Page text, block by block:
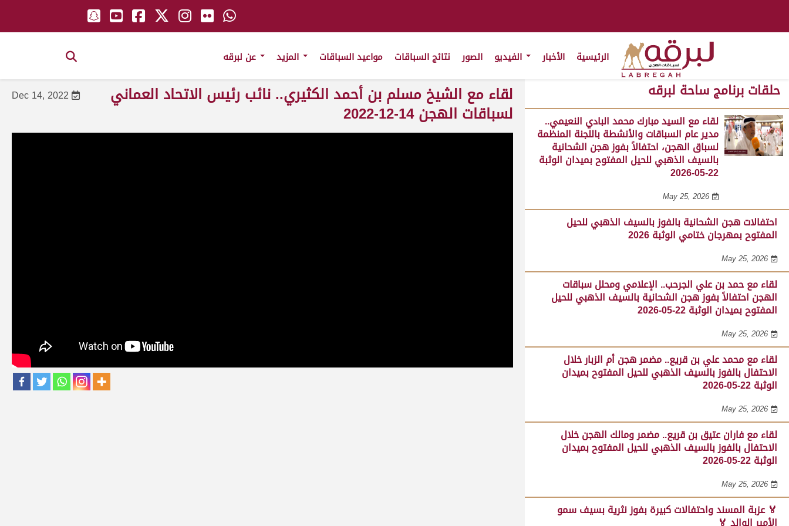
الرئيسية الأخبار الصور نتائج السباقات مواعيد السباقات
حلقات برنامج ساحة لبرقه
لقاء مع السيد مبارك محمد البادي النعيمي..
مدير عام السباقات والأنشطة باللجنة المنظمة
لسباق الهجن، احتفالاً بفوز هجن الشحانية
بالسيف الذهبي للحيل المفتوح بميدان الوثبة
22-05-2026
May 25, 2026
احتفالات هجن الشحانية بالفوز بالسيف الذهبي للحيل
المفتوح بمهرجان ختامي الوثبة 2026
May 25, 2026
لقاء مع حمد بن علي الجرحب.. الإعلامي ومحلل سباقات
الهجن احتفالاً بفوز هجن الشحانية بالسيف الذهبي للحيل
المفتوح بميدان الوثبة 22-05-2026
May 25, 2026
لقاء مع محمد علي بن قريع.. مضمر هجن أم الزبار خلال
الاحتفال بالفوز بالسيف الذهبي للحيل المفتوح بميدان
الوثبة 22-05-2026
May 25, 2026
لقاء مع فاران عتيق بن قريع.. مضمر ومالك الهجن خلال
الاحتفال بالفوز بالسيف الذهبي للحيل المفتوح بميدان
الوثبة 22-05-2026
May 25, 2026
🏅 عزبة المسند واحتفالات كبيرة بفوز نثرية بسيف سمو
Dec 14, 2022 لقاء مع الشيخ مسلم بن أحمد الكثيري.. نائب رئيس الاتحاد العماني
لسباقات الهجن 14-12-2022